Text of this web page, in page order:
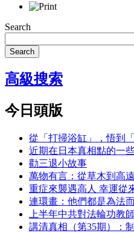
Search
Search
高級搜索
今日頭版
從「打掃浴缸」，悟到
近期在日本真相點的一
勸三退小故事
萬物有言：從草木到高遠
重症來襲遇高人 幸運從
連環畫：他們都是為法
上半年中共對法輪功教
講清真相（第35期）：